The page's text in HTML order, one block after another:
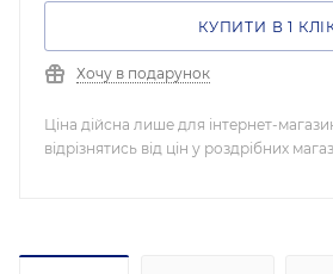
КУПИТИ В 1
Хочу в подарунок
Ціна дійсна лише для інтернет-
відрізнятись від цін у роздрібних